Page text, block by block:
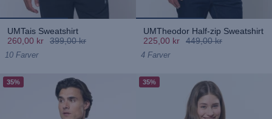
UMTais Sweatshirt
260,00 kr
399,00 kr
10 Farver
UMTheodor Half-zip Sweatshirt
225,00 kr
449,00 kr
4 Farver
35% 35%